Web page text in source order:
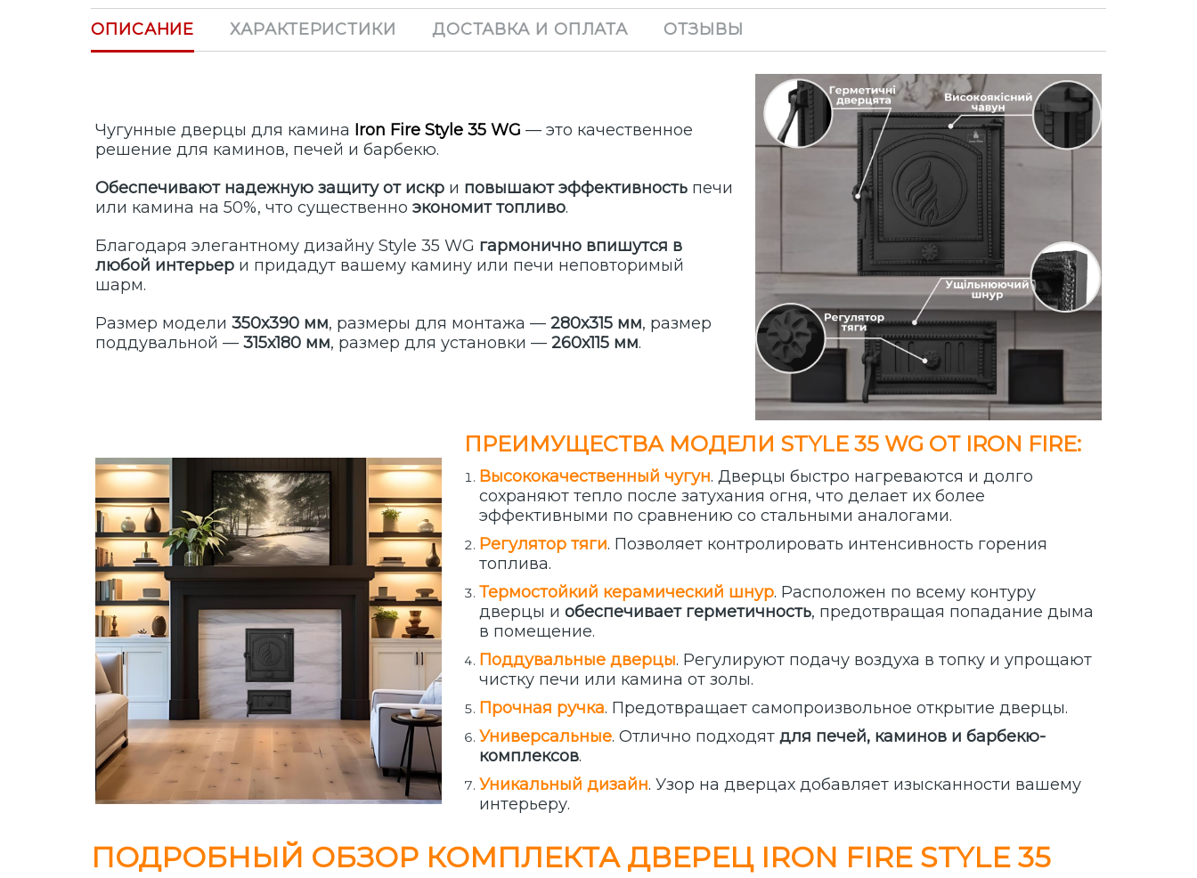
ОПИСАНИЕ ХАРАКТЕРИСТИКИ ДОСТАВКА И ОПЛАТА ОТЗЫВЫ
Чугунные дверцы для камина Iron Fire Style 35 WG — это качественное
решение для каминов, печей и барбекю.
Обеспечивают надежную защиту от искр и повышают эффективность печи
или камина на 50%, что существенно экономит топливо.
Благодаря элегантному дизайну Style 35 WG гармонично впишутся в
любой интерьер и придадут вашему камину или печи неповторимый
шарм.
Размер модели 350х390 мм, размеры для монтажа — 280х315 мм, размер
поддувальной — 315х180 мм, размер для установки — 260х115 мм.
ПРЕИМУЩЕСТВА МОДЕЛИ STYLE 35 WG ОТ IRON FIRE:
Высококачественный чугун. Дверцы быстро нагреваются и долго
сохраняют тепло после затухания огня, что делает их более
эффективными по сравнению со стальными аналогами.
Регулятор тяги. Позволяет контролировать интенсивность горения
топлива.
Термостойкий керамический шнур. Расположен по всему контуру
дверцы и обеспечивает герметичность, предотвращая попадание дыма
в помещение.
Поддувальные дверцы. Регулируют подачу воздуха в топку и упрощают
чистку печи или камина от золы.
Прочная ручка. Предотвращает самопроизвольное открытие дверцы.
Универсальные. Отлично подходят для печей, каминов и барбекю-
комплексов.
Уникальный дизайн. Узор на дверцах добавляет изысканности вашему
интерьеру.
ПОДРОБНЫЙ ОБЗОР КОМПЛЕКТА ДВЕРЕЦ IRON FIRE STYLE 35